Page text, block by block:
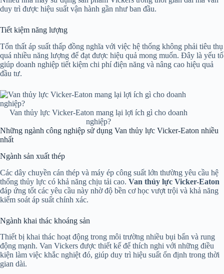
duy trì được hiệu suất vận hành gần như ban đầu.
Tiết kiệm năng lượng
Tổn thất áp suất thấp đồng nghĩa với việc hệ thống không phải tiêu thụ
quá nhiều năng lượng để đạt được hiệu quả mong muốn. Đây là yếu tố
giúp doanh nghiệp tiết kiệm chi phí điện năng và nâng cao hiệu quả
đầu tư.
Van thủy lực Vicker-Eaton mang lại lợi ích gì cho doanh
nghiệp?
Những ngành công nghiệp sử dụng Van thủy lực Vicker-Eaton nhiều
nhất
Ngành sản xuất thép
Các dây chuyền cán thép và máy ép công suất lớn thường yêu cầu hệ
thống thủy lực có khả năng chịu tải cao. Van thủy lực Vicker-Eaton
đáp ứng tốt các yêu cầu này nhờ độ bền cơ học vượt trội và khả năng
kiểm soát áp suất chính xác.
Ngành khai thác khoáng sản
Thiết bị khai thác hoạt động trong môi trường nhiều bụi bẩn và rung
động mạnh. Van Vickers được thiết kế để thích nghi với những điều
kiện làm việc khắc nghiệt đó, giúp duy trì hiệu suất ổn định trong thời
gian dài.